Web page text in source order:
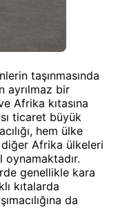
taşınmasında
ayrılmaz bir
Afrika kıtasına
ticaret büyük
hem ülke
Afrika ülkeleri
genellikle kara
kıtalarda
da